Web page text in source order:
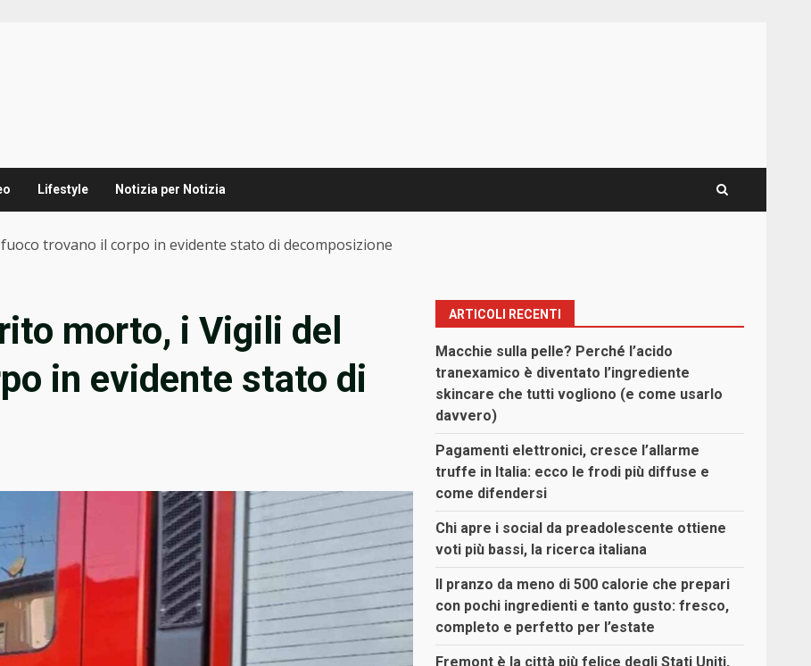
Lifestyle Notizia per Notizia
trovano il corpo in evidente stato di decomposizione
morto, i Vigili del
in evidente stato di
ARTICOLI RECENTI
Macchie sulla pelle? Perché l’acido
tranexamico è diventato l’ingrediente
skincare che tutti vogliono (e come usarlo
davvero)
Pagamenti elettronici, cresce l’allarme
truffe in Italia: ecco le frodi più diffuse e
come difendersi
Chi apre i social da preadolescente ottiene
voti più bassi, la ricerca italiana
Il pranzo da meno di 500 calorie che prepari
con pochi ingredienti e tanto gusto: fresco,
completo e perfetto per l’estate
Fremont è la città più felice degli Stati Uniti,